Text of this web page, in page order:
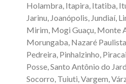
Holambra, Itapira, Itatiba,
Jarinu, Joanópolis, Jundiaí,
Mirim, Mogi Guaçu, Monte
Morungaba, Nazaré
Pedreira, Pinhalzinho,
Posse, Santo Antônio do
Socorro, Tuiuti, Vargem,